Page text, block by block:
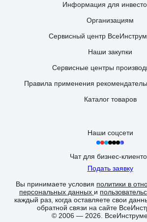
Отзыв о Держатель для колес Lucky Guy 1
Т14-01 0К
Информация для
Организациям
Сервисный центр
Наши закупки
Сервисные центры
Правила применения
Каталог товаров
Наши соцсети
Чат для бизнес-
Подать заявку
Вы принимаете условия политики в
персональных данных и
каждый раз, когда оставляете свои
обратной связи на сайте
© 2006 — 2026.